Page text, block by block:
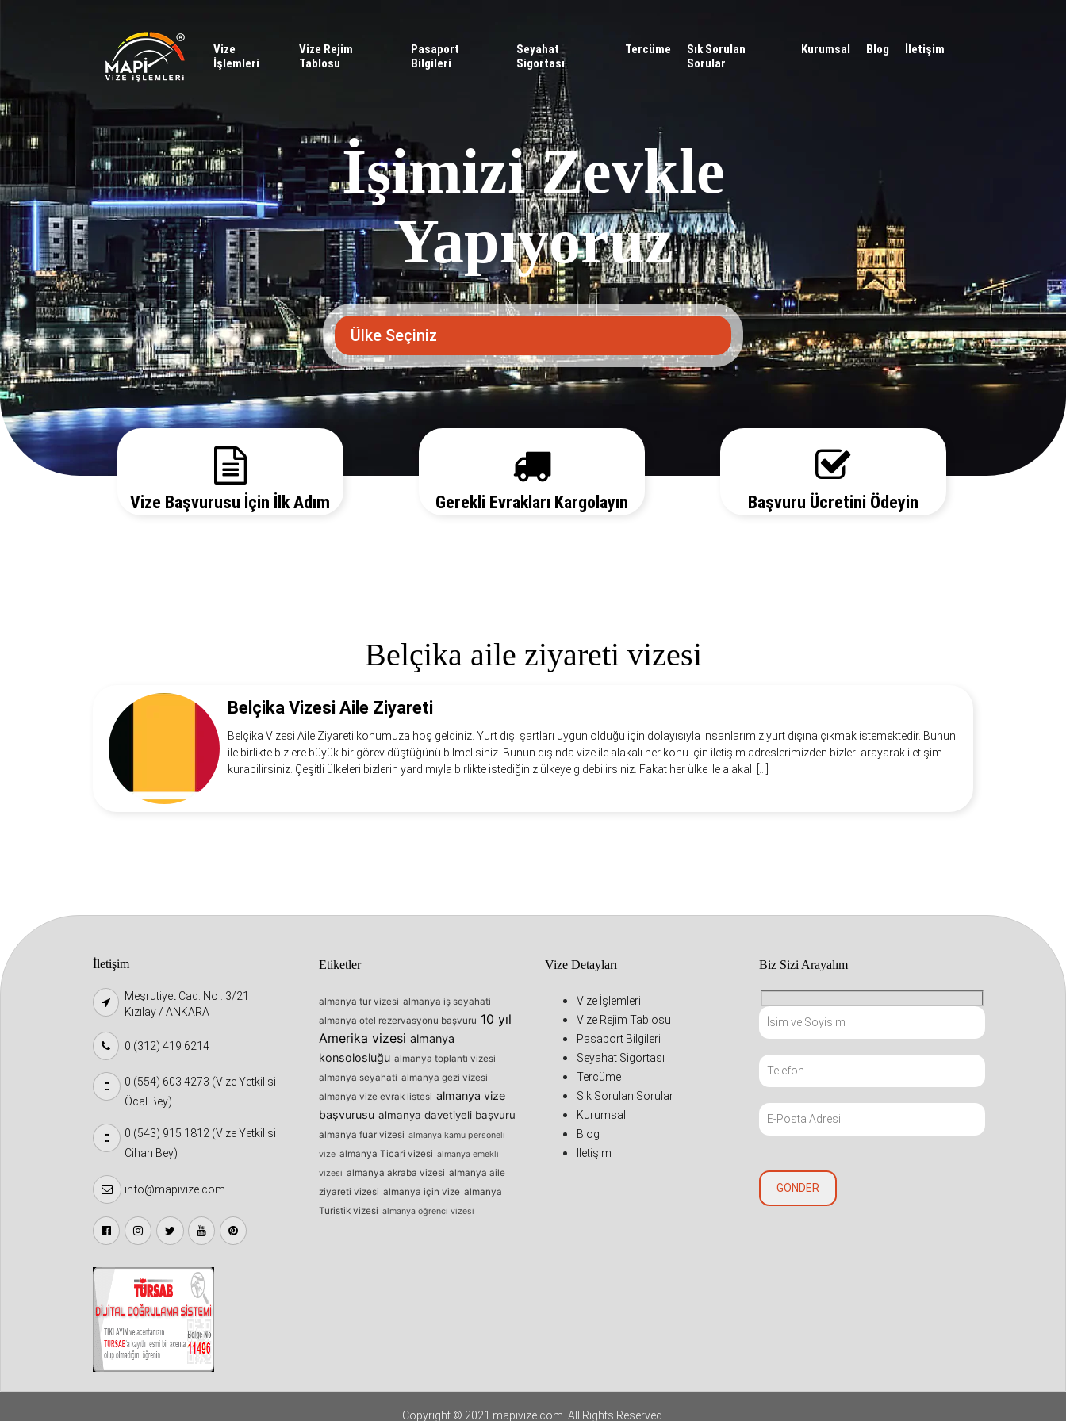
Vize
İşlemleri
Vize Rejim
Tablosu
Pasaport
Bilgileri
Seyahat
Sigortası
Tercüme
Sık Sorulan
Sorular
Kurumsal Blog İletişim
İşimizi Zevkle
Yapıyoruz
Vize Başvurusu İçin İlk Adım Gerekli Evrakları Kargolayın Başvuru Ücretini Ödeyin
Belçika aile ziyareti vizesi
Belçika Vizesi Aile Ziyareti
Belçika Vizesi Aile Ziyareti konumuza hoş geldiniz. Yurt dışı şartları uygun olduğu için dolayısıyla insanlarımız yurt dışına çıkmak istemektedir. Bunun
ile birlikte bizlere büyük bir görev düştüğünü bilmelisiniz. Bunun dışında vize ile alakalı her konu için iletişim adreslerimizden bizleri arayarak iletişim
kurabilirsiniz. Çeşitli ülkeleri bizlerin yardımıyla birlikte istediğiniz ülkeye gidebilirsiniz. Fakat her ülke ile alakalı […]
İletişim
Meşrutiyet Cad. No : 3/21
Kızılay / ANKARA
0 (312) 419 6214
0 (554) 603 4273 (Vize Yetkilisi
Öcal Bey)
0 (543) 915 1812 (Vize Yetkilisi
Cihan Bey)
info@mapivize.com
Etiketler
almanya tur vizesi almanya iş seyahati
almanya otel rezervasyonu başvuru 10 yıl
Amerika vizesi almanya
konsolosluğu almanya toplantı vizesi
almanya seyahati almanya gezi vizesi
almanya vize evrak listesi almanya vize
başvurusu almanya davetiyeli başvuru
almanya fuar vizesi almanya kamu personeli
vize almanya Ticari vizesi almanya emekli
vizesi almanya akraba vizesi almanya aile
ziyareti vizesi almanya için vize almanya
Turistik vizesi almanya öğrenci vizesi
Vize Detayları
Vize İşlemleri
Vize Rejim Tablosu
Pasaport Bilgileri
Seyahat Sigortası
Tercüme
Sık Sorulan Sorular
Kurumsal
Blog
İletişim
Biz Sizi Arayalım
Copyright © 2021 mapivize.com. All Rights Reserved.